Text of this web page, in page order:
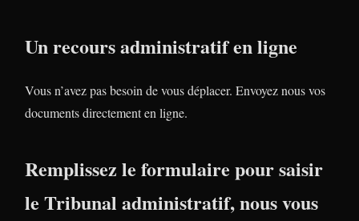
Un recours administratif en ligne
Vous n’avez pas besoin de vous déplacer. Envoyez nous vos
documents directement en ligne.
Remplissez le formulaire pour saisir
le Tribunal administratif, nous vous